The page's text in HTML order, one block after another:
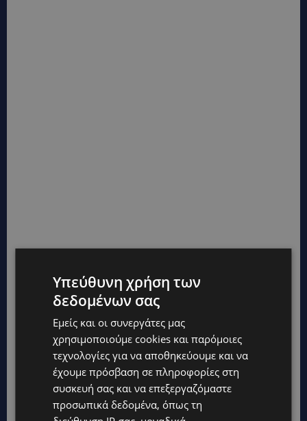
Υπεύθυνη χρήση των
δεδομένων σας
Εμείς και οι συνεργάτες μας
χρησιμοποιούμε cookies και παρόμοιες
τεχνολογίες για να αποθηκεύουμε και να
έχουμε πρόσβαση σε πληροφορίες στη
συσκευή σας και να επεξεργαζόμαστε
προσωπικά δεδομένα, όπως τη